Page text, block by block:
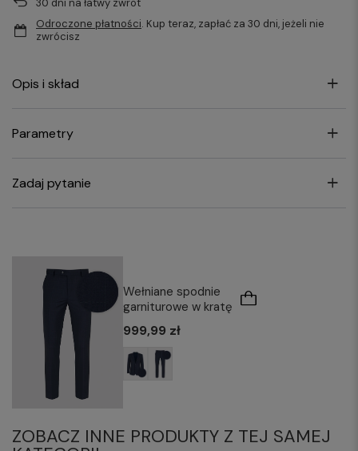
30 dni na łatwy zwrot
Odroczone płatności. Kup teraz, zapłać za 30 dni, jeżeli nie
zwrócisz
Opis i skład
Parametry
Zadaj pytanie
Wełniane spodnie
garniturowe w kratę
999,99 zł
ZOBACZ INNE PRODUKTY Z TEJ SAMEJ